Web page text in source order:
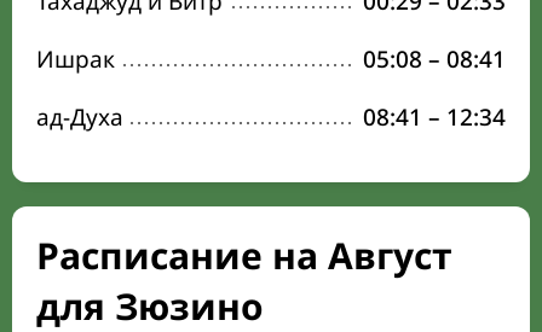
Ишрак
05:08 – 08:41
ад-Духа
08:41 – 12:34
Расписание на Август
для Зюзино